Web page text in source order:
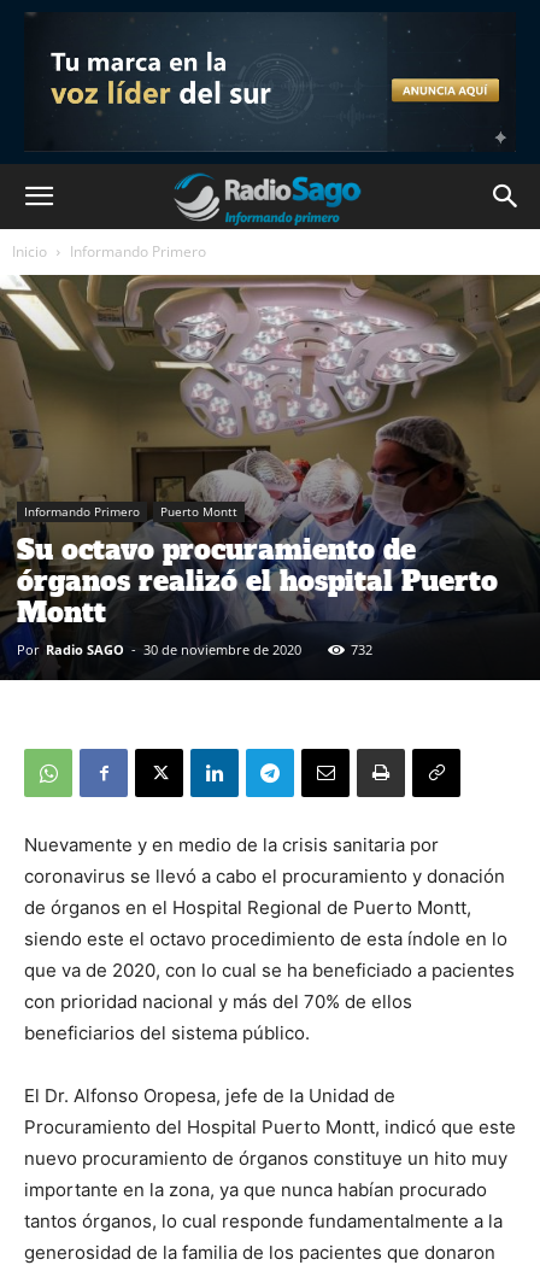
Inicio Informando Primero
Informando Primero Puerto Montt
Su octavo procuramiento de
órganos realizó el hospital Puerto
Montt
Por Radio SAGO - 30 de noviembre de 2020 732
Nuevamente y en medio de la crisis sanitaria por
coronavirus se llevó a cabo el procuramiento y donación
de órganos en el Hospital Regional de Puerto Montt,
siendo este el octavo procedimiento de esta índole en lo
que va de 2020, con lo cual se ha beneficiado a pacientes
con prioridad nacional y más del 70% de ellos
beneficiarios del sistema público.
El Dr. Alfonso Oropesa, jefe de la Unidad de
Procuramiento del Hospital Puerto Montt, indicó que este
nuevo procuramiento de órganos constituye un hito muy
importante en la zona, ya que nunca habían procurado
tantos órganos, lo cual responde fundamentalmente a la
generosidad de la familia de los pacientes que donaron